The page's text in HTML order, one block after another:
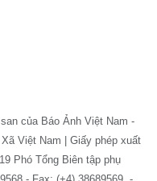
của Báo Ảnh Việt Nam -
Việt Nam | Giấy phép xuất
Phó Tổng Biên tập phụ